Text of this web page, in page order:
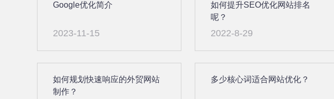
Google优化简介
2023-11-15
如何提升SEO优化网站排名
呢？
2022-8-29
如何规划快速响应的外贸网站
制作？
多少核心词适合网站优化？